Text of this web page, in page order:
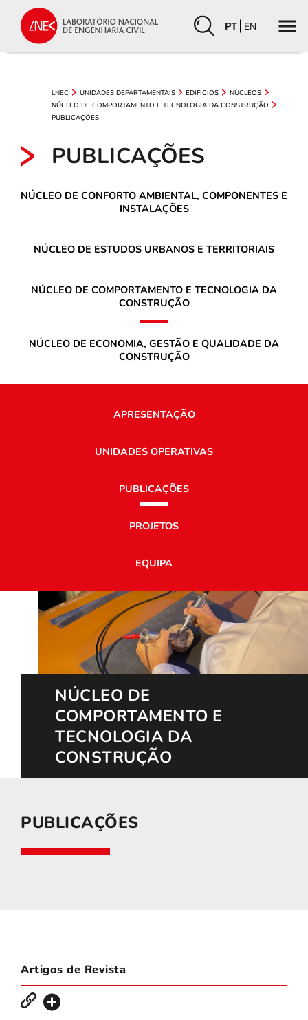
PT EN
LNEC UNIDADES DEPARTAMENTAIS EDIFÍCIOS
NÚCLEOS
NÚCLEO DE COMPORTAMENTO E TECNOLOGIA DA CONSTRUÇÃO
PUBLICAÇÕES
PUBLICAÇÕES
NÚCLEO DE CONFORTO AMBIENTAL, COMPONENTES E
INSTALAÇÕES
NÚCLEO DE ESTUDOS URBANOS E TERRITORIAIS
NÚCLEO DE COMPORTAMENTO E TECNOLOGIA DA
CONSTRUÇÃO
NÚCLEO DE ECONOMIA, GESTÃO E QUALIDADE DA
CONSTRUÇÃO
APRESENTAÇÃO
UNIDADES OPERATIVAS
PUBLICAÇÕES
PROJETOS
EQUIPA
NÚCLEO DE
COMPORTAMENTO E
TECNOLOGIA DA
CONSTRUÇÃO
PUBLICAÇÕES
Artigos de Revista